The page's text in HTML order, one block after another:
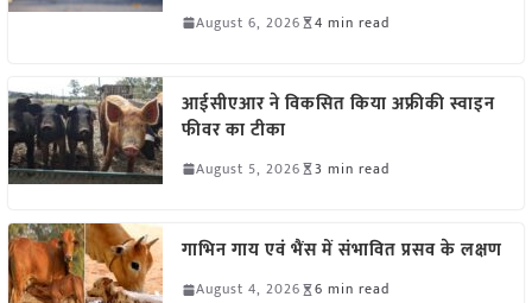
August 6, 2026 4 min read
आईसीएआर ने विकसित किया अफ्रीकी स्वाइन
फीवर का टीका
August 5, 2026 3 min read
गाभिन गाय एवं भैंस में संभावित प्रसव के लक्षण
August 4, 2026 6 min read